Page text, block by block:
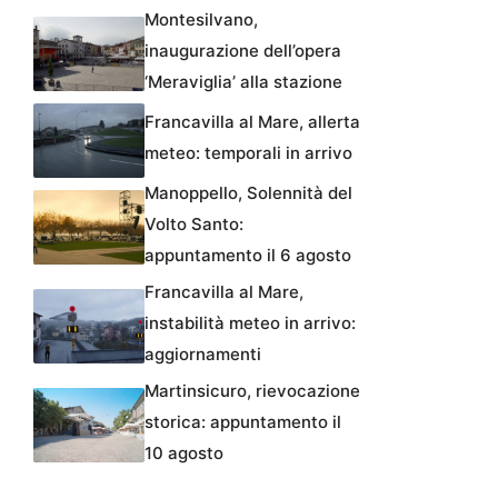
Montesilvano,
inaugurazione dell’opera
‘Meraviglia’ alla stazione
Francavilla al Mare, allerta
meteo: temporali in arrivo
Manoppello, Solennità del
Volto Santo:
appuntamento il 6 agosto
Francavilla al Mare,
instabilità meteo in arrivo:
aggiornamenti
Martinsicuro, rievocazione
storica: appuntamento il
10 agosto